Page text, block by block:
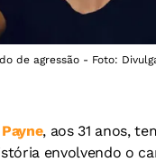
de agressão - Foto:
, aos 31 anos,
envolvendo o